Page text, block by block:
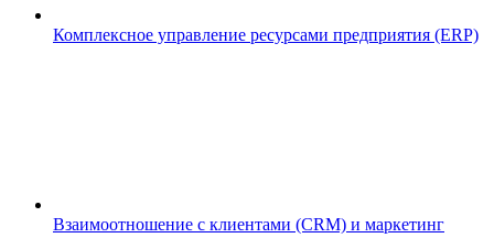
Комплексное управление ресурсами предприятия (ERP)
Взаимоотношение с клиентами (CRM) и маркетинг